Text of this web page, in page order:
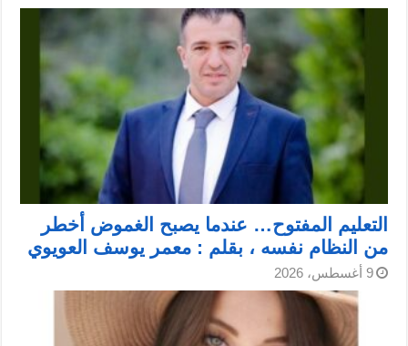
التعليم المفتوح… عندما يصبح الغموض أخطر
من النظام نفسه ، بقلم : معمر يوسف العويوي
9 أغسطس، 2026